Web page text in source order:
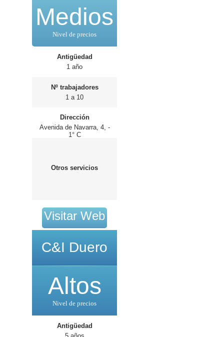
Medios
Nivel de precios
Antigüedad
1 año
Nº trabajadores
1 a 10
Dirección
Avenida de Navarra, 4, -
1° C
Otros servicios
Visitar Web
C&I Duero
Altos
Nivel de precios
Antigüedad